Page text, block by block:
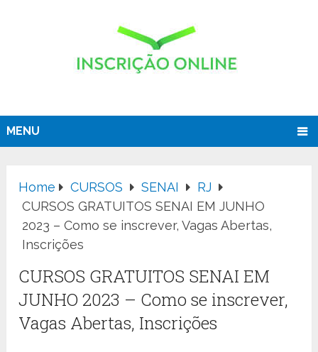
MENU
Home CURSOS SENAI
RJ
CURSOS GRATUITOS SENAI EM JUNHO
2023 – Como se inscrever, Vagas Abertas,
Inscrições
CURSOS GRATUITOS SENAI EM
JUNHO 2023 – Como se inscrever,
Vagas Abertas, Inscrições